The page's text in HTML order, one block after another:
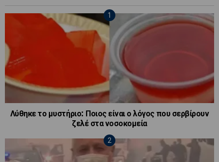
Λύθηκε το μυστήριο: Ποιος είναι ο λόγος που σερβίρουν
ζελέ στα νοσοκομεία